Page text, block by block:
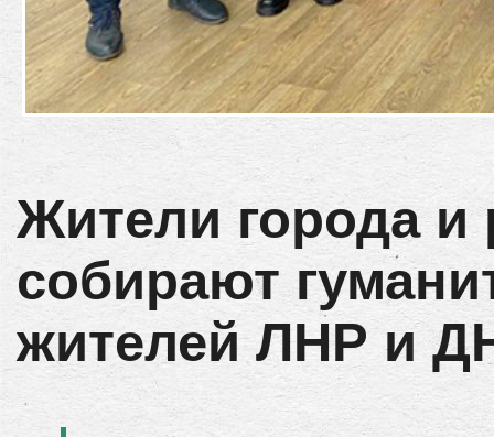
Жители города и
собирают
жителей ЛНР и